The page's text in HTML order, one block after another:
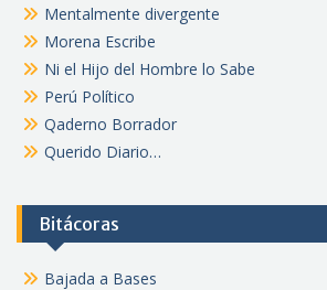
Mentalmente divergente
Morena Escribe
Ni el Hijo del Hombre lo Sabe
Perú Político
Qaderno Borrador
Querido Diario…
Bitácoras
Bajada a Bases